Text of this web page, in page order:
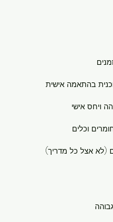
בהתאמה אישית
ויחס אישי
וכלים
(לא אצל כל מדריך)